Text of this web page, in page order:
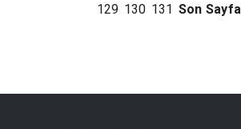
129 130 131 Son Sayfa